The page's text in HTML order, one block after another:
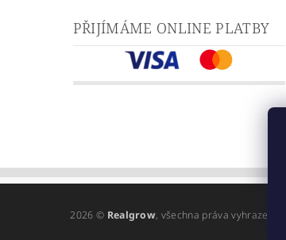
PŘIJÍMÁME ONLINE PLATBY
2026 © Realgrow, všechna práva vyhrazena